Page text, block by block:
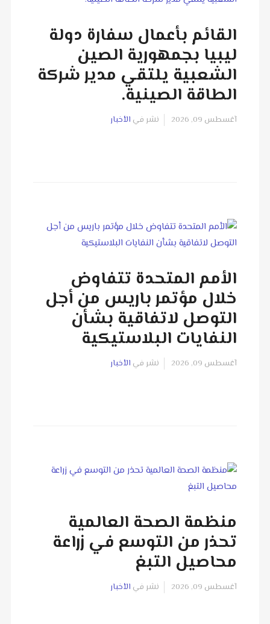
القائم بأعمال سفارة دولة
ليبيا بجمهورية الصين
الشعبية يلتقي مدير شركة
الطاقة الصينية.
آغسطس 09, 2026 نشر في الأخبار
الأمم المتحدة تتفاوض
خلال مؤتمر باريس من أجل
التوصل لاتفاقية بشأن
النفايات البلاستيكية
آغسطس 09, 2026 نشر في الأخبار
منظمة الصحة العالمية
تحذر من التوسع في زراعة
محاصيل التبغ
آغسطس 09, 2026 نشر في الأخبار